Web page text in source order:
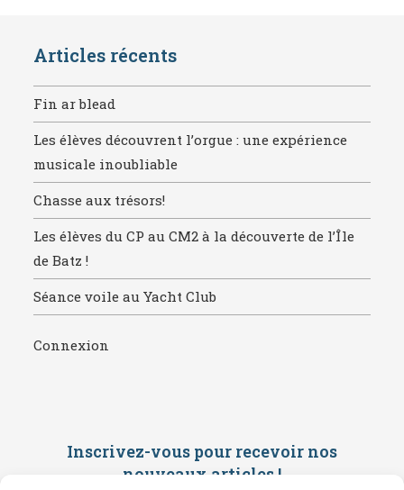
Articles récents
Fin ar blead
Les élèves découvrent l’orgue : une expérience
musicale inoubliable
Chasse aux trésors!
Les élèves du CP au CM2 à la découverte de l’Île
de Batz !
Séance voile au Yacht Club
Connexion
Inscrivez-vous pour recevoir nos
nouveaux articles !